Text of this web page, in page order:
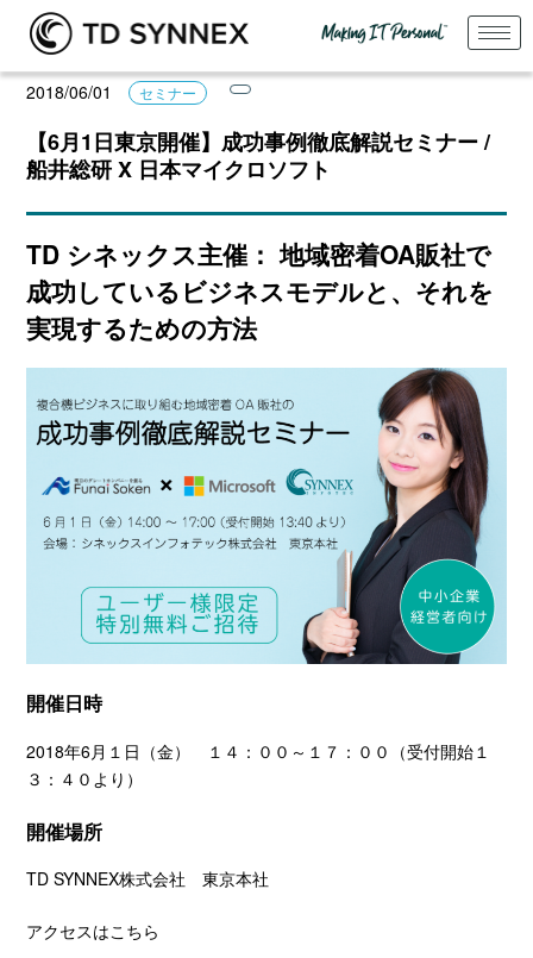
2018/06/01 セミナー
【6月1日東京開催】成功事例徹底解説セミナー /
船井総研 X 日本マイクロソフト
TD シネックス主催： 地域密着OA販社で
成功しているビジネスモデルと、それを
実現するための方法
開催日時
2018年6月１日（金） １４：００～１７：００（受付開始１
３：４０より）
開催場所
TD SYNNEX株式会社 東京本社
アクセスはこちら